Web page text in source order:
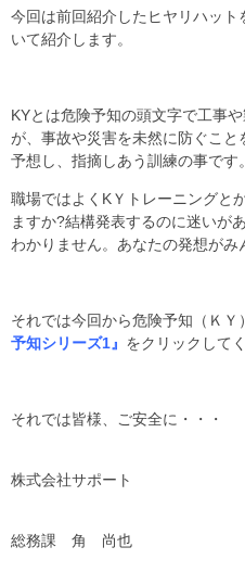
今回は前回紹介したヒヤリハッ
いて紹介します。
KYとは危険予知の頭文字で工事
が、事故や災害を未然に防ぐこ
予想し、指摘しあう訓練の事です。
職場ではよくKＹトレーニングと
ますか?結構発表するのに迷いが
わかりません。あなたの発想がみ
それでは今回から危険予知（ＫＹ
予知シリーズ1』 をクリックして
それでは皆様、ご安全に・・・
株式会社サポート
総務課 角 尚也